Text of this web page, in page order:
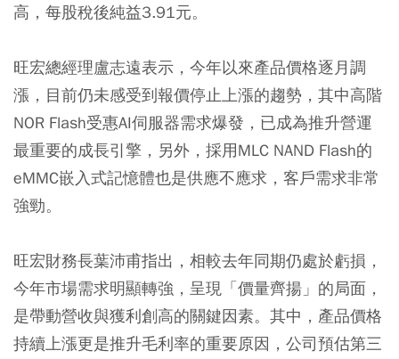
高，每股稅後純益3.91元。
旺宏總經理盧志遠表示，今年以來產品價格逐月調
漲，目前仍未感受到報價停止上漲的趨勢，其中高階
NOR Flash受惠AI伺服器需求爆發，已成為推升營運
最重要的成長引擎，另外，採用MLC NAND Flash的
eMMC嵌入式記憶體也是供應不應求，客戶需求非常
強勁。
旺宏財務長葉沛甫指出，相較去年同期仍處於虧損，
今年市場需求明顯轉強，呈現「價量齊揚」的局面，
是帶動營收與獲利創高的關鍵因素。其中，產品價格
持續上漲更是推升毛利率的重要原因，公司預估第三